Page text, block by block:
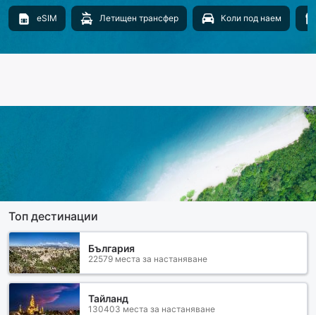
eSIM Летищен трансфер Коли под наем
Топ дестинации
България
22579 места за настаняване
Тайланд
130403 места за настаняване